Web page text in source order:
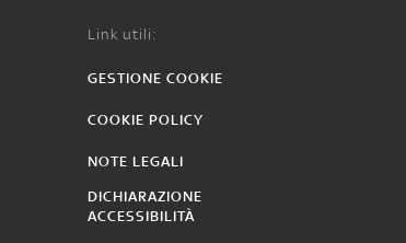
Link utili:
GESTIONE COOKIE
COOKIE POLICY
NOTE LEGALI
DICHIARAZIONE
ACCESSIBILITÀ